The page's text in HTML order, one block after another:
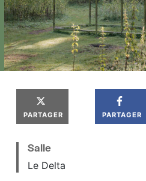
PARTAGER PARTAGER
Salle
Le Delta